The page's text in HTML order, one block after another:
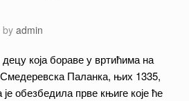
by admin
која бораве у вртићима на
Паланка, њих 1335,
обезбедила прве књиге које ће